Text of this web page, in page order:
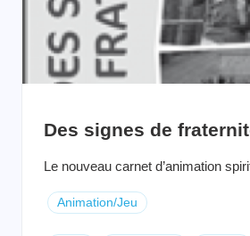
Des signes de
Le nouveau carnet d’animation
Animation/Jeu